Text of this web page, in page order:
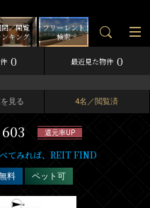
フリーレント
検索
／閲覧
ンキング
0 最近見た物件 0
見る 4名／閲覧済
還元率UP
てみれば、REIT FIND
料 ペット可